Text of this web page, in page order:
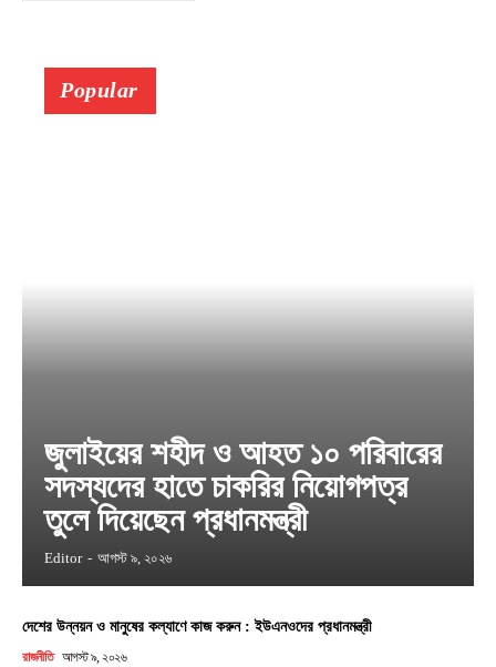
Popular
জুলাইয়ের শহীদ ও আহত ১০ পরিবারের
সদস্যদের হাতে চাকরির নিয়োগপত্র
তুলে দিয়েছেন প্রধানমন্ত্রী
Editor - আগস্ট ৯, ২০২৬
দেশের উন্নয়ন ও মানুষের কল্যাণে কাজ করুন : ইউএনওদের প্রধানমন্ত্রী
রাজনীতি আগস্ট ৯, ২০২৬